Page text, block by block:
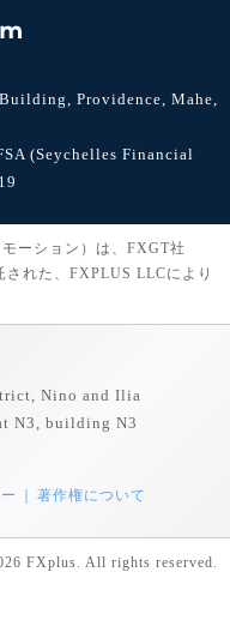
Providence, Mahe,
(Seychelles Financial
ーション）は、FXGT社
された、FXPLUS LLCにより
Nino and Ilia
N3, building N3
著作権について
FXplus. All rights reserved.